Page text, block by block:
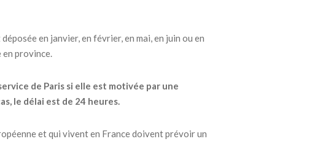
en janvier, en février, en mai, en juin ou en
province.
de Paris si elle est motivée par une
le délai est de 24 heures.
et qui vivent en France doivent prévoir un